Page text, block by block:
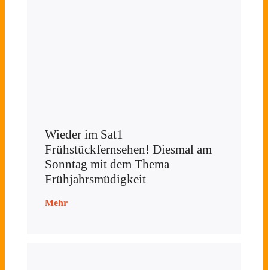
Wieder im Sat1
Frühstückfernsehen! Diesmal am
Sonntag mit dem Thema
Frühjahrsmüdigkeit
Mehr